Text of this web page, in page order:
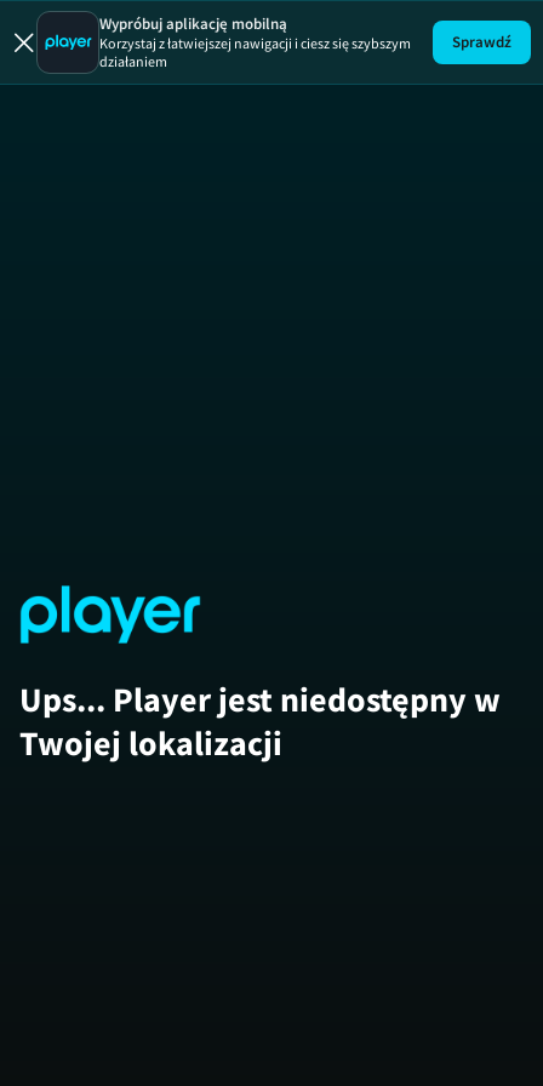
Wypróbuj aplikację mobilną
Korzystaj z łatwiejszej nawigacji i ciesz się szybszym
działaniem
Sprawdź
Ups... Player jest niedostępny w
Twojej lokalizacji